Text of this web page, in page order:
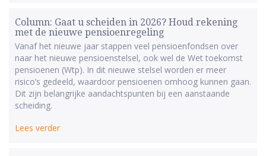
Column: Gaat u scheiden in 2026? Houd rekening
met de nieuwe pensioenregeling
Vanaf het nieuwe jaar stappen veel pensioenfondsen over
naar het nieuwe pensioenstelsel, ook wel de Wet toekomst
pensioenen (Wtp). In dit nieuwe stelsel worden er meer
risico’s gedeeld, waardoor pensioenen omhoog kunnen gaan.
Dit zijn belangrijke aandachtspunten bij een aanstaande
scheiding.
Lees verder